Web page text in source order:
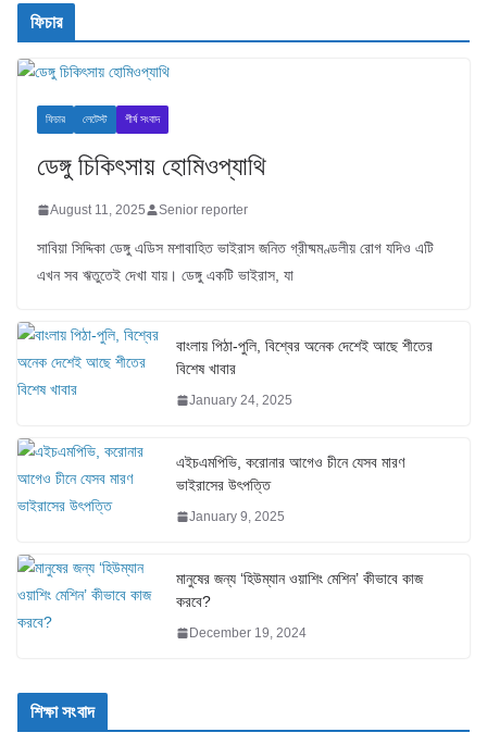
ফিচার
ফিচার লেটেস্ট শীর্ষ সংবাদ
ডেঙ্গু চিকিৎসায় হোমিওপ্যাথি
August 11, 2025 Senior reporter
সাবিয়া সিদ্দিকা ডেঙ্গু এডিস মশাবাহিত ভাইরাস জনিত গ্রীষ্মমণ্ডলীয় রোগ যদিও এটি
এখন সব ঋতুতেই দেখা যায়। ডেঙ্গু একটি ভাইরাস, যা
বাংলায় পিঠা-পুলি, বিশ্বের অনেক দেশেই আছে শীতের
বিশেষ খাবার
January 24, 2025
এইচএমপিভি, করোনার আগেও চীনে যেসব মারণ
ভাইরাসের উৎপত্তি
January 9, 2025
মানুষের জন্য ‘হিউম্যান ওয়াশিং মেশিন’ কীভাবে কাজ
করবে?
December 19, 2024
শিক্ষা সংবাদ